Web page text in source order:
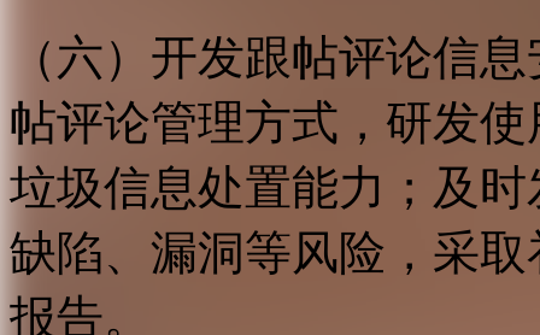
（六）开发跟帖评论信
帖评论管理方式，研发
垃圾信息处置能力；及
缺陷、漏洞等风险，采
报告。